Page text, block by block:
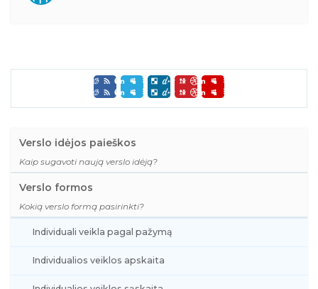
Verslo idėjos paieškos
Kaip sugavoti naują verslo idėją?
Verslo formos
Kokią verslo formą pasirinkti?
Individuali veikla pagal pažymą
Individualios veiklos apskaita